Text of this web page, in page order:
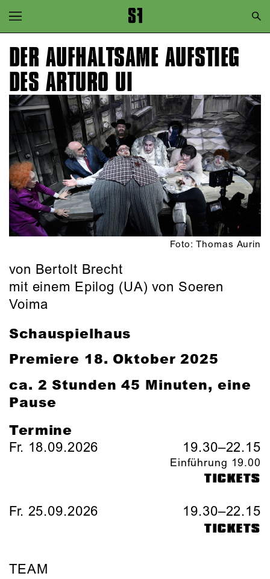
Zur Hauptnavigation springen
Zum Hauptinhalt springen
Zum Footer springen
DER AUFHALTSAME AUFSTIEG
DES ARTURO UI
Foto: Thomas Aurin
von Bertolt Brecht
mit einem Epilog (UA) von Soeren
Voima
Schauspielhaus
Premiere 18. Oktober 2025
ca. 2 Stunden 45 Minuten, eine
Pause
Termine
Fr. 18.09.2026 19.30–22.15
Einführung 19.00
TICKETS
Fr. 25.09.2026 19.30–22.15
TICKETS
TEAM